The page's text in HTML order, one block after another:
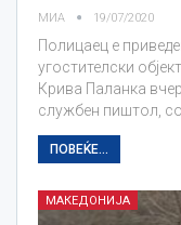
МИА 19/07/2020
Полицаец е
угостителски
Крива Паланка
службен пиштол,
ПОВЕЌЕ...
МАКЕДОНИЈА